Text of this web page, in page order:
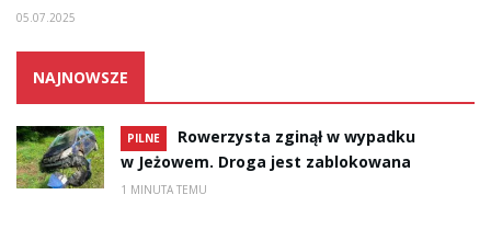
05.07.2025
NAJNOWSZE
PILNE
Rowerzysta zginął w wypadku
w Jeżowem. Droga jest zablokowana
1 MINUTA TEMU